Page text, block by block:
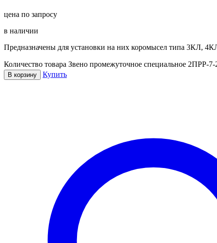
цена по запросу
в наличии
Предназначены для установки на них коромысел типа 3КЛ,
Количество товара Звено промежуточное специальное 2ПРР-7-
В корзину Купить